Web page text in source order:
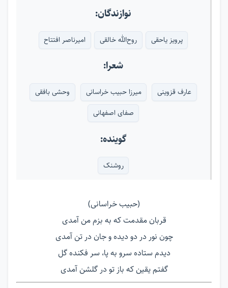
نوازندگان:
پرویز یاحقی روح‌الله خالقی امیرناصر افتتاح
شعرا:
عارف قزوینی میرزا حبیب خراسانی
وحشی بافقی
صفای اصفهانی
گوینده:
روشنک
(حبیب خراسانی)
قربان مقدمت که به بزم من آمدی
چون نور در دو دیده و جان در تن آمدی
دیدم ستاده سرو به پا، سر فکنده گل
گفتم یقین که باز تو در گلشن آمدی